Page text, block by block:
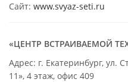
Сайт: www.svyaz-seti.ru
«ЦЕНТР ВСТРАИВАЕМОЙ
Адрес: г. Екатеринбург, ул.
11», 4 этаж, офис 409